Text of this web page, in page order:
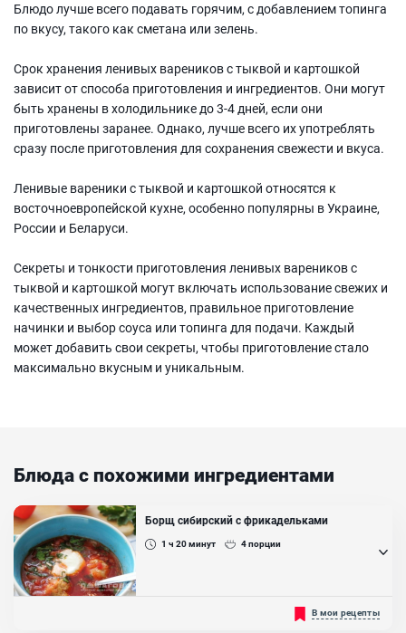
Блюдо лучше всего подавать горячим, с добавлением топинга
по вкусу, такого как сметана или зелень.
Срок хранения ленивых вареников с тыквой и картошкой
зависит от способа приготовления и ингредиентов. Они могут
быть хранены в холодильнике до 3-4 дней, если они
приготовлены заранее. Однако, лучше всего их употреблять
сразу после приготовления для сохранения свежести и вкуса.
Ленивые вареники с тыквой и картошкой относятся к
восточноевропейской кухне, особенно популярны в Украине,
России и Беларуси.
Секреты и тонкости приготовления ленивых вареников с
тыквой и картошкой могут включать использование свежих и
качественных ингредиентов, правильное приготовление
начинки и выбор соуса или топинга для подачи. Каждый
может добавить свои секреты, чтобы приготовление стало
максимально вкусным и уникальным.
Блюда с похожими ингредиентами
Борщ сибирский с фрикадельками
1 ч 20минут 4порции
Фрикадельки (маленькие шарики фарша) в супе, добавляютВ мои рецепты